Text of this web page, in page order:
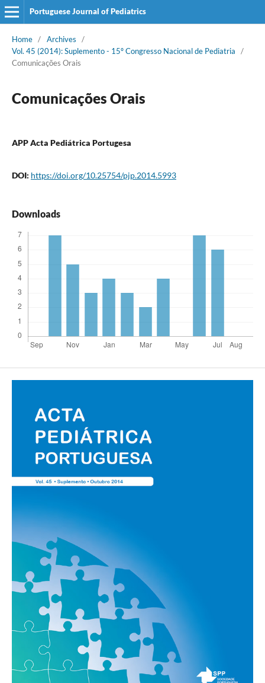
Portuguese Journal of Pediatrics
Home / Archives
/
Vol. 45 (2014): Suplemento - 15º Congresso Nacional de Pediatria
/
Comunicações Orais
Comunicações Orais
APP Acta Pediátrica Portugesa
DOI: https://doi.org/10.25754/pjp.2014.5993
Downloads